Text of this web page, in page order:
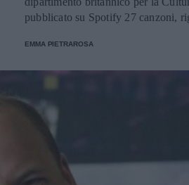
pubblicato su Spotify 27 canzoni,
EMMA PIETRAROSA